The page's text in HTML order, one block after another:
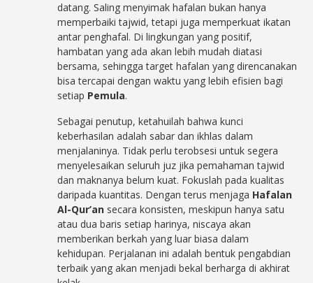
datang. Saling menyimak hafalan bukan hanya
memperbaiki tajwid, tetapi juga memperkuat ikatan
antar penghafal. Di lingkungan yang positif,
hambatan yang ada akan lebih mudah diatasi
bersama, sehingga target hafalan yang direncanakan
bisa tercapai dengan waktu yang lebih efisien bagi
setiap Pemula.
Sebagai penutup, ketahuilah bahwa kunci
keberhasilan adalah sabar dan ikhlas dalam
menjalaninya. Tidak perlu terobsesi untuk segera
menyelesaikan seluruh juz jika pemahaman tajwid
dan maknanya belum kuat. Fokuslah pada kualitas
daripada kuantitas. Dengan terus menjaga Hafalan
Al-Qur’an secara konsisten, meskipun hanya satu
atau dua baris setiap harinya, niscaya akan
memberikan berkah yang luar biasa dalam
kehidupan. Perjalanan ini adalah bentuk pengabdian
terbaik yang akan menjadi bekal berharga di akhirat